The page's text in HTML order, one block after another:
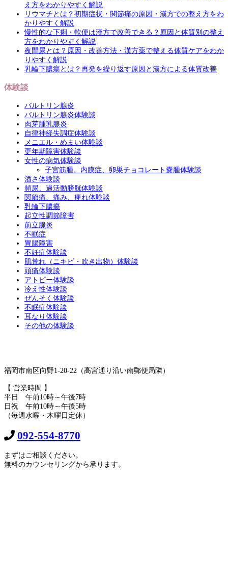
え方をわかりやすく解説
リウマチとは？初期症状・関節痛の原因・漢方での整え方をわ
かりやすく解説
慢性的な下痢・軟便は漢方で改善できる？原因と体質別の整え
方をわかりやすく解説
夜間尿とは？原因・改善方法・漢方薬で整える体質ケアをわか
りやすく解説
乳輪下膿瘍とは？再発を繰り返す原因と漢方による体質改善
体験談
バルトリン腺炎
バルトリン腺炎体験談
肉芽腫乳腺炎
自律神経失調症体験談
メニエル・めまい体験談
更年期障害体験談
女性の病気体験談
子宮筋腫、内膜症、卵巣チョコレート嚢腫体験談
酒さ体験談
頻尿、過活動膀胱体験談
関節痛、痛み、痺れ体験談
乳輪下膿瘍
起立性調節障害
前立腺炎
不眠症
胃腸障害
不妊症体験談
肌荒れ（ニキビ・吹き出物）体験談
頭痛体験談
アトピー体験談
冷え性体験談
ぜんそく体験談
不眠症体験談
耳なり体験談
その他の体験談
福岡市南区向野1-20-22（高宮通り沿い南郵便局隣）
【 営業時間 】
平日 午前10時～午後7時
日祝 午前10時～午後5時
（毎週水曜・木曜日定休）
092-554-8770
まずはご相談ください。
無料のカウンセリングから承ります。